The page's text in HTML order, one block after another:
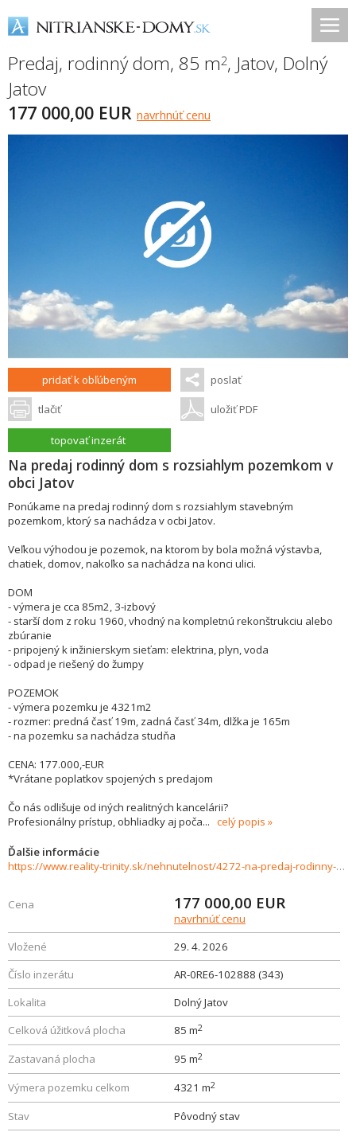
Predaj, rodinný dom, 85 m2, Jatov, Dolný
Jatov
177 000,00 EUR navrhnúť cenu
pridať k obľúbeným poslať
tlačiť uložiť PDF
topovať inzerát
Na predaj rodinný dom s rozsiahlym pozemkom v
obci Jatov
Ponúkame na predaj rodinný dom s rozsiahlym stavebným
pozemkom, ktorý sa nachádza v ocbi Jatov.
Veľkou výhodou je pozemok, na ktorom by bola možná výstavba,
chatiek, domov, nakoľko sa nachádza na konci ulici.
DOM
- výmera je cca 85m2, 3-izbový
- starší dom z roku 1960, vhodný na kompletnú rekonštrukciu alebo
zbúranie
- pripojený k inžinierskym sieťam: elektrina, plyn, voda
- odpad je riešený do žumpy
POZEMOK
- výmera pozemku je 4321m2
- rozmer: predná časť 19m, zadná časť 34m, dlžka je 165m
- na pozemku sa nachádza studňa
CENA: 177.000,-EUR
*Vrátane poplatkov spojených s predajom
Čo nás odlišuje od iných realitných kancelárii?
Profesionálny prístup, obhliadky aj poča... celý popis
Ďalšie informácie
https://www.reality-trinity.sk/nehnutelnost/4272-na-predaj-rodinny-dom-s-rozsiahlym-pozemkom-v-obci-jatov
Cena 177 000,00 EUR
navrhnúť cenu
Vložené
29. 4. 2026
Číslo inzerátu
AR-0RE6-102888 (343)
Lokalita
Dolný Jatov
Celková úžitková plocha
85 m2
Zastavaná plocha 95 m2
Výmera pozemku celkom 4321 m2
Stav
Pôvodný stav